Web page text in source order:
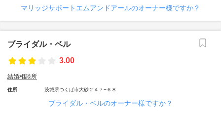
マリッジサポートエムアンドアールのオーナー様ですか？
ブライダル・ベル
3.00
結婚相談所
住所 茨城県つくば市大砂２４７−６８
ブライダル・ベルのオーナー様ですか？